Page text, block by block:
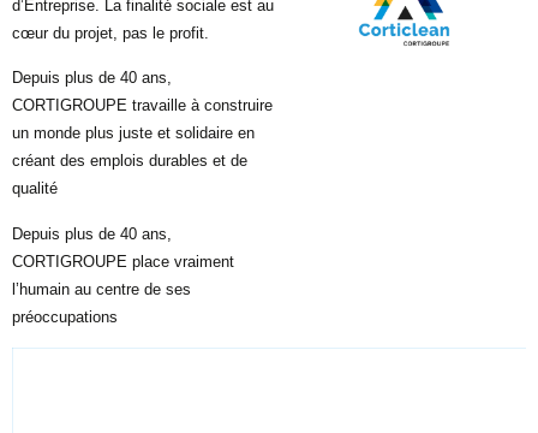
d’Entreprise. La finalité sociale est au
cœur du projet, pas le profit.
Depuis plus de 40 ans,
CORTIGROUPE travaille à construire
un monde plus juste et solidaire en
créant des emplois durables et de
qualité
Depuis plus de 40 ans,
CORTIGROUPE place vraiment
l’humain au centre de ses
préoccupations